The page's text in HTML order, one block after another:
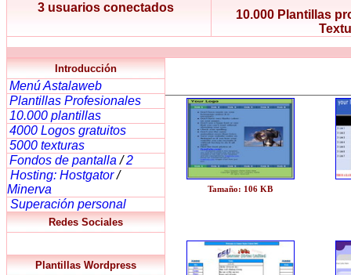
3 usuarios conectados
10.000 Plantillas
Introducción
Menú Astalaweb
Plantillas Profesionales
10.000 plantillas
4000 Logos gratuitos
5000 texturas
Fondos de pantalla/2
Hosting: Hostgator/
Minerva
Superación personal
Redes Sociales
Plantillas Wordpress
Tamaño: 106 KB